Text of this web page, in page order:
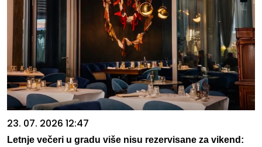
23. 07. 2026 12:47
Letnje večeri u gradu više nisu rezervisane za vikend: